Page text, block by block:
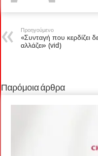
Προηγούμενο
«Συνταγή που κερδίζει
αλλάζει» (vid)
Παρόμοια άρθρα